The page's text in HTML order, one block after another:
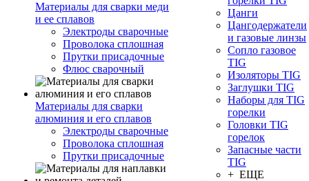
Материалы для сварки меди
и ее сплавов
Электроды сварочные
Проволока сплошная
Прутки присадочные
Флюс сварочный
Материалы для сварки
алюминия и его сплавов
Электроды сварочные
Проволока сплошная
Прутки присадочные
Цанги
Цангодержатели
и газовые линзы
Сопло газовое
TIG
Изоляторы TIG
Заглушки TIG
Наборы для TIG
горелки
Головки TIG
горелок
Запасные части
TIG
+ ЕЩЕ